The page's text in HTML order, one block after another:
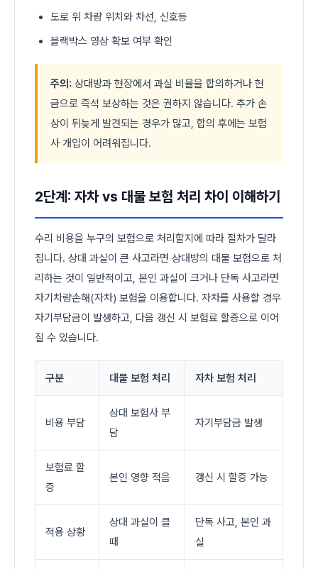
도로 위 차량 위치와 차선, 신호등
블랙박스 영상 확보 여부 확인
주의: 상대방과 현장에서 과실 비율을 합의하거나 현
금으로 즉석 보상하는 것은 권하지 않습니다. 추가 손
상이 뒤늦게 발견되는 경우가 많고, 합의 후에는 보험
사 개입이 어려워집니다.
2단계: 자차 vs 대물 보험 처리 차이 이해하기
수리 비용을 누구의 보험으로 처리할지에 따라 절차가 달라
집니다. 상대 과실이 큰 사고라면 상대방의 대물 보험으로 처
리하는 것이 일반적이고, 본인 과실이 크거나 단독 사고라면
자기차량손해(자차) 보험을 이용합니다. 자차를 사용할 경우
자기부담금이 발생하고, 다음 갱신 시 보험료 할증으로 이어
질 수 있습니다.
구분 대물 보험 처리 자차 보험 처리
비용 부담
상대 보험사 부
담
자기부담금 발생
보험료 할
증
본인 영향 적음 갱신 시 할증 가능
적용 상황
상대 과실이 클
때
단독 사고, 본인 과
실